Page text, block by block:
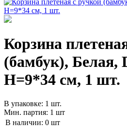
Корзина
(бамбук), Белая,
H=9*34 см, 1 шт.
В упаковке: 1 шт.
Мин. партия: 1 шт
В наличии: 0 шт